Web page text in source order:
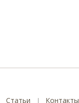
Статьи Контакты